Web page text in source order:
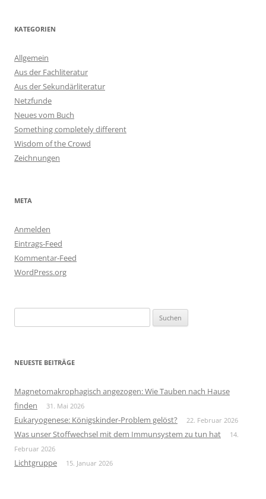
KATEGORIEN
Allgemein
Aus der Fachliteratur
Aus der Sekundärliteratur
Netzfunde
Neues vom Buch
Something completely different
Wisdom of the Crowd
Zeichnungen
META
Anmelden
Eintrags-Feed
Kommentar-Feed
WordPress.org
nach:
NEUESTE BEITRÄGE
Magnetomakrophagisch angezogen: Wie Tauben nach Hause
finden
31. Mai 2026
Eukaryogenese: Königskinder-Problem gelöst? 22. Februar 2026
Was unser Stoffwechsel mit dem Immunsystem zu tun hat
14.
Februar 2026
Lichtgruppe 15. Januar 2026